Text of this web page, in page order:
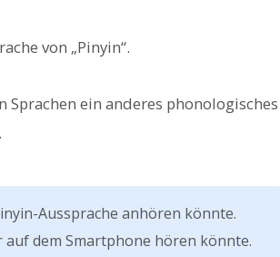
von „Pinyin“.
Sprachen ein anderes phonologisches
Aussprache anhören könnte.
auf dem Smartphone hören könnte.